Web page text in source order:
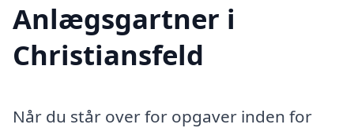
Anlægsgartner i
Christiansfeld
Når du står over for opgaver inden for